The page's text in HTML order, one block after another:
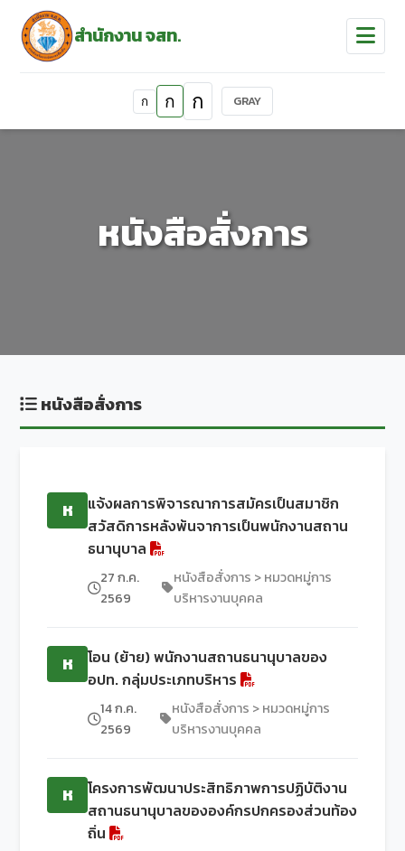
สำนักงาน จสท.
ก ก ก GRAY
หนังสือสั่งการ
หนังสือสั่งการ
ห
แจ้งผลการพิจารณาการสมัครเป็นสมาชิก
สวัสดิการหลังพ้นจาการเป็นพนักงานสถาน
ธนานุบาล
27 ก.ค.
2569
หนังสือสั่งการ > หมวดหมู่การ
บริหารงานบุคคล
ห
โอน (ย้าย) พนักงานสถานธนานุบาลของ
อปท. กลุ่มประเภทบริหาร
14 ก.ค.
2569
หนังสือสั่งการ > หมวดหมู่การ
บริหารงานบุคคล
ห
โครงการพัฒนาประสิทธิภาพการปฏิบัติงาน
สถานธนานุบาลขององค์กรปกครองส่วนท้อง
ถิ่น